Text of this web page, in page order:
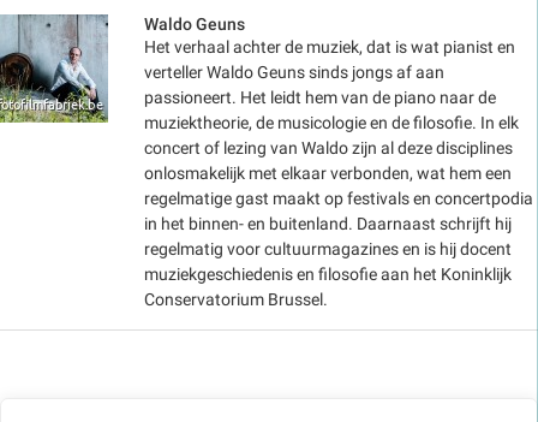
Waldo Geuns
Het verhaal achter de muziek, dat is wat pianist en
verteller Waldo Geuns sinds jongs af aan
passioneert. Het leidt hem van de piano naar de
muziektheorie, de musicologie en de filosofie. In elk
concert of lezing van Waldo zijn al deze disciplines
onlosmakelijk met elkaar verbonden, wat hem een
regelmatige gast maakt op festivals en concertpodia
in het binnen- en buitenland. Daarnaast schrijft hij
regelmatig voor cultuurmagazines en is hij docent
muziekgeschiedenis en filosofie aan het Koninklijk
Conservatorium Brussel.